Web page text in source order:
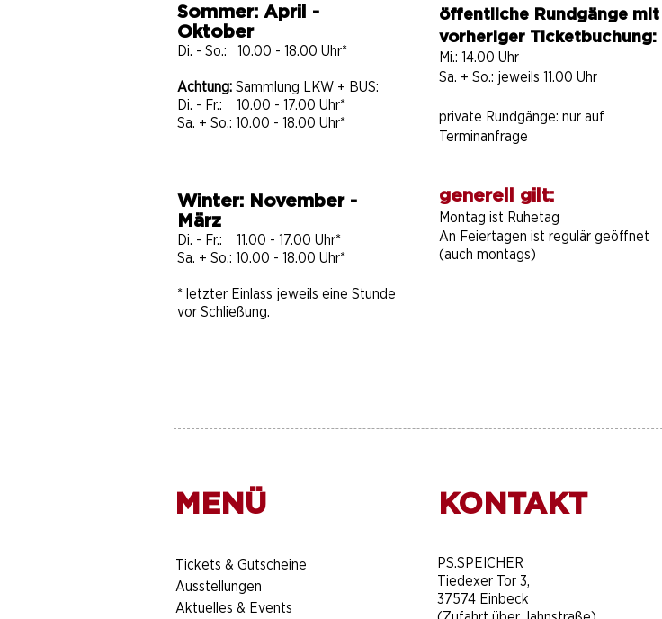
Sommer: April -
Oktober
Di. - So.: 10.00 - 18.00 Uhr*
Achtung: Sammlung LKW + BUS:
Di. - Fr.: 10.00 - 17.00 Uhr*
Sa. + So.: 10.00 - 18.00 Uhr*
öffentliche Rundgänge mit
vorheriger Ticketbuchung:
Mi.: 14.00 Uhr
Sa. + So.: jeweils 11.00 Uhr
private Rundgänge: nur auf
Terminanfrage
Winter: November -
März
Di. - Fr.: 11.00 - 17.00 Uhr*
Sa. + So.: 10.00 - 18.00 Uhr​​​*
* letzter Einlass jeweils eine Stunde
vor Schließung.
generell gilt:
Montag ist Ruhetag
An Feiertagen ist regulär geöffnet
(auch montags)
MENÜ
​Tickets & Gutscheine
Ausstellungen
Aktuelles & Events
KONTAKT
​PS.SPEICHER
Tiedexer Tor 3,
37574 Einbeck